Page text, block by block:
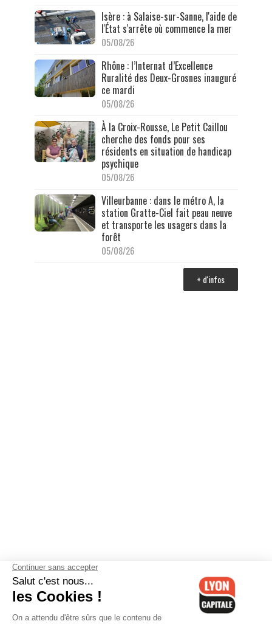
Isère : à Salaise-sur-Sanne, l'aide de
l'État s'arrête où commence la mer
05/08/26
Rhône : l’Internat d’Excellence
Ruralité des Deux-Grosnes inauguré
ce mardi
05/08/26
À la Croix-Rousse, Le Petit Caillou
cherche des fonds pour ses
résidents en situation de handicap
psychique
05/08/26
Villeurbanne : dans le métro A, la
station Gratte-Ciel fait peau neuve
et transporte les usagers dans la
forêt
05/08/26
+ d'infos